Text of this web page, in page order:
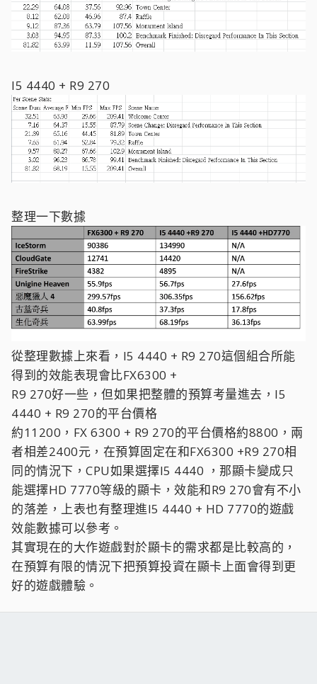
I5 4440 + R9 270
整理一下數據
從整理數據上來看，I5 4440 + R9 270這個組合所能
得到的效能表現會比FX6300 +
R9 270好一些，但如果把整體的預算考量進去，I5
4440 + R9 270的平台價格
約11200，FX 6300 + R9 270的平台價格約8800，兩
者相差2400元，在預算固定在和FX6300 +R9 270相
同的情況下，CPU如果選擇I5 4440 ，那顯卡變成只
能選擇HD 7770等級的顯卡，效能和R9 270會有不小
的落差，上表也有整理進I5 4440 + HD 7770的遊戲
效能數據可以參考。
其實現在的大作遊戲對於顯卡的需求都是比較高的，
在預算有限的情況下把預算投資在顯卡上面會得到更
好的遊戲體驗。